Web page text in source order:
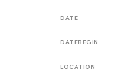
DATE
DATEBEGIN
LOCATION